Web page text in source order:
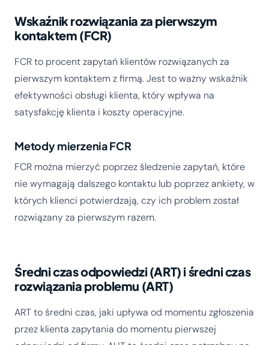
Wskaźnik rozwiązania za pierwszym
kontaktem (FCR)
FCR to procent zapytań klientów rozwiązanych za
pierwszym kontaktem z firmą. Jest to ważny wskaźnik
efektywności obsługi klienta, który wpływa na
satysfakcję klienta i koszty operacyjne.
Metody mierzenia FCR
FCR można mierzyć poprzez śledzenie zapytań, które
nie wymagają dalszego kontaktu lub poprzez ankiety, w
których klienci potwierdzają, czy ich problem został
rozwiązany za pierwszym razem.
Średni czas odpowiedzi (ART) i średni czas
rozwiązania problemu (ART)
ART to średni czas, jaki upływa od momentu zgłoszenia
przez klienta zapytania do momentu pierwszej